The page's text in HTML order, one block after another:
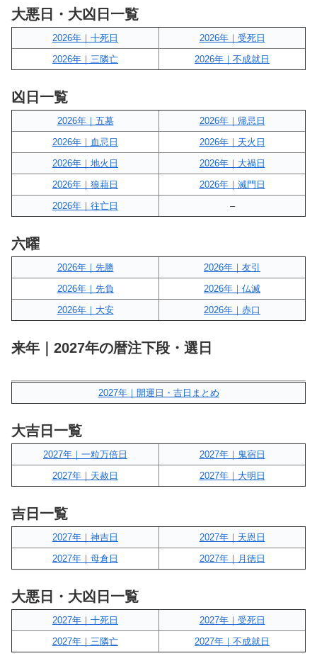
大悪日・大凶日一覧
2026年｜十死日
2026年｜受死日
2026年｜三隣亡
2026年｜不成就日
凶日一覧
2026年｜五墓
2026年｜帰忌日
2026年｜血忌日
2026年｜天火日
2026年｜地火日
2026年｜大禍日
2026年｜狼藉日
2026年｜滅門日
2026年｜往亡日
–
六曜
2026年｜先勝
2026年｜友引
2026年｜先負
2026年｜仏滅
2026年｜大安
2026年｜赤口
来年｜2027年の暦注下段・選日
2027年｜開運日・吉日まとめ
大吉日一覧
2027年｜一粒万倍日
2027年｜鬼宿日
2027年｜天赦日
2027年｜大明日
吉日一覧
2027年｜神吉日
2027年｜天恩日
2027年｜母倉日
2027年｜月徳日
大悪日・大凶日一覧
2027年｜十死日
2027年｜受死日
2027年｜三隣亡
2027年｜不成就日